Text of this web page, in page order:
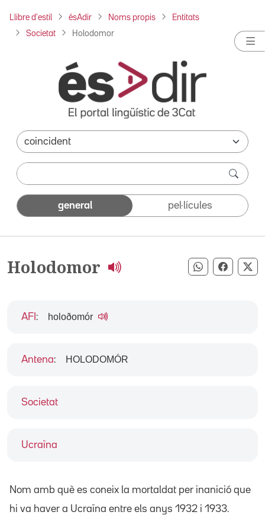
Llibre d'estil ésAdir Noms propis Entitats
Societat Holodomor
general pel·lícules
Holodomor Compartir
Societat
Ucraïna
AFI : holoðomór
Antena: HOLODOMÓR
Nom amb què es coneix la mortaldat per inanició que
hi va haver a Ucraïna entre els anys 1932 i 1933.